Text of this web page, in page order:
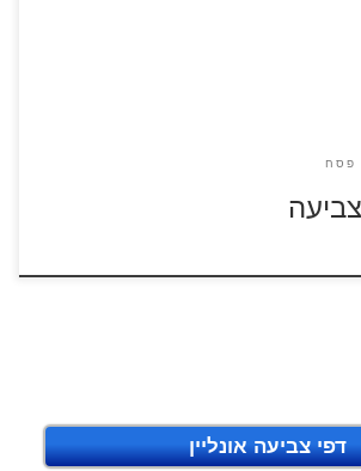
פסח
דפי צביעה אונליין